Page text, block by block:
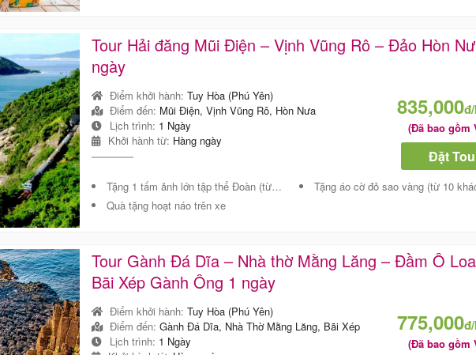
Tour Hải đăng Mũi Điện – Vịnh Vũng Rô – Đảo Hòn
ngày
Điểm khởi hành: Tuy Hòa (Phú Yên)
Điểm đến: Mũi Điện, Vịnh Vũng Rô, Hòn Nưa
Lịch trình: 1 Ngày
Khởi hành từ: Hàng ngày
835,000
(Đã bao gồm
Đặt
Tặng 1 tấm ảnh lớn tập thể Đoàn (từ 20 khách)
Tặng áo cờ đỏ sao vàng (từ 10
Quà tặng hoạt náo trên xe
Tour Gành Đá Dĩa – Nhà thờ Mằng Lăng – Đầm Ô
Bãi Xép Gành Ông 1 ngày
Điểm khởi hành: Tuy Hòa (Phú Yên)
Điểm đến: Gành Đá Dĩa, Nhà Thờ Mằng Lăng, Bãi Xép
Lịch trình: 1 Ngày
775,000
(Đã bao gồm
Tour
Nhơn –
Nhơn
Chúng Tôi
Phường
Sau khi kết
còn rất lưu
Quy Nhơn
chắn một
quay lại.